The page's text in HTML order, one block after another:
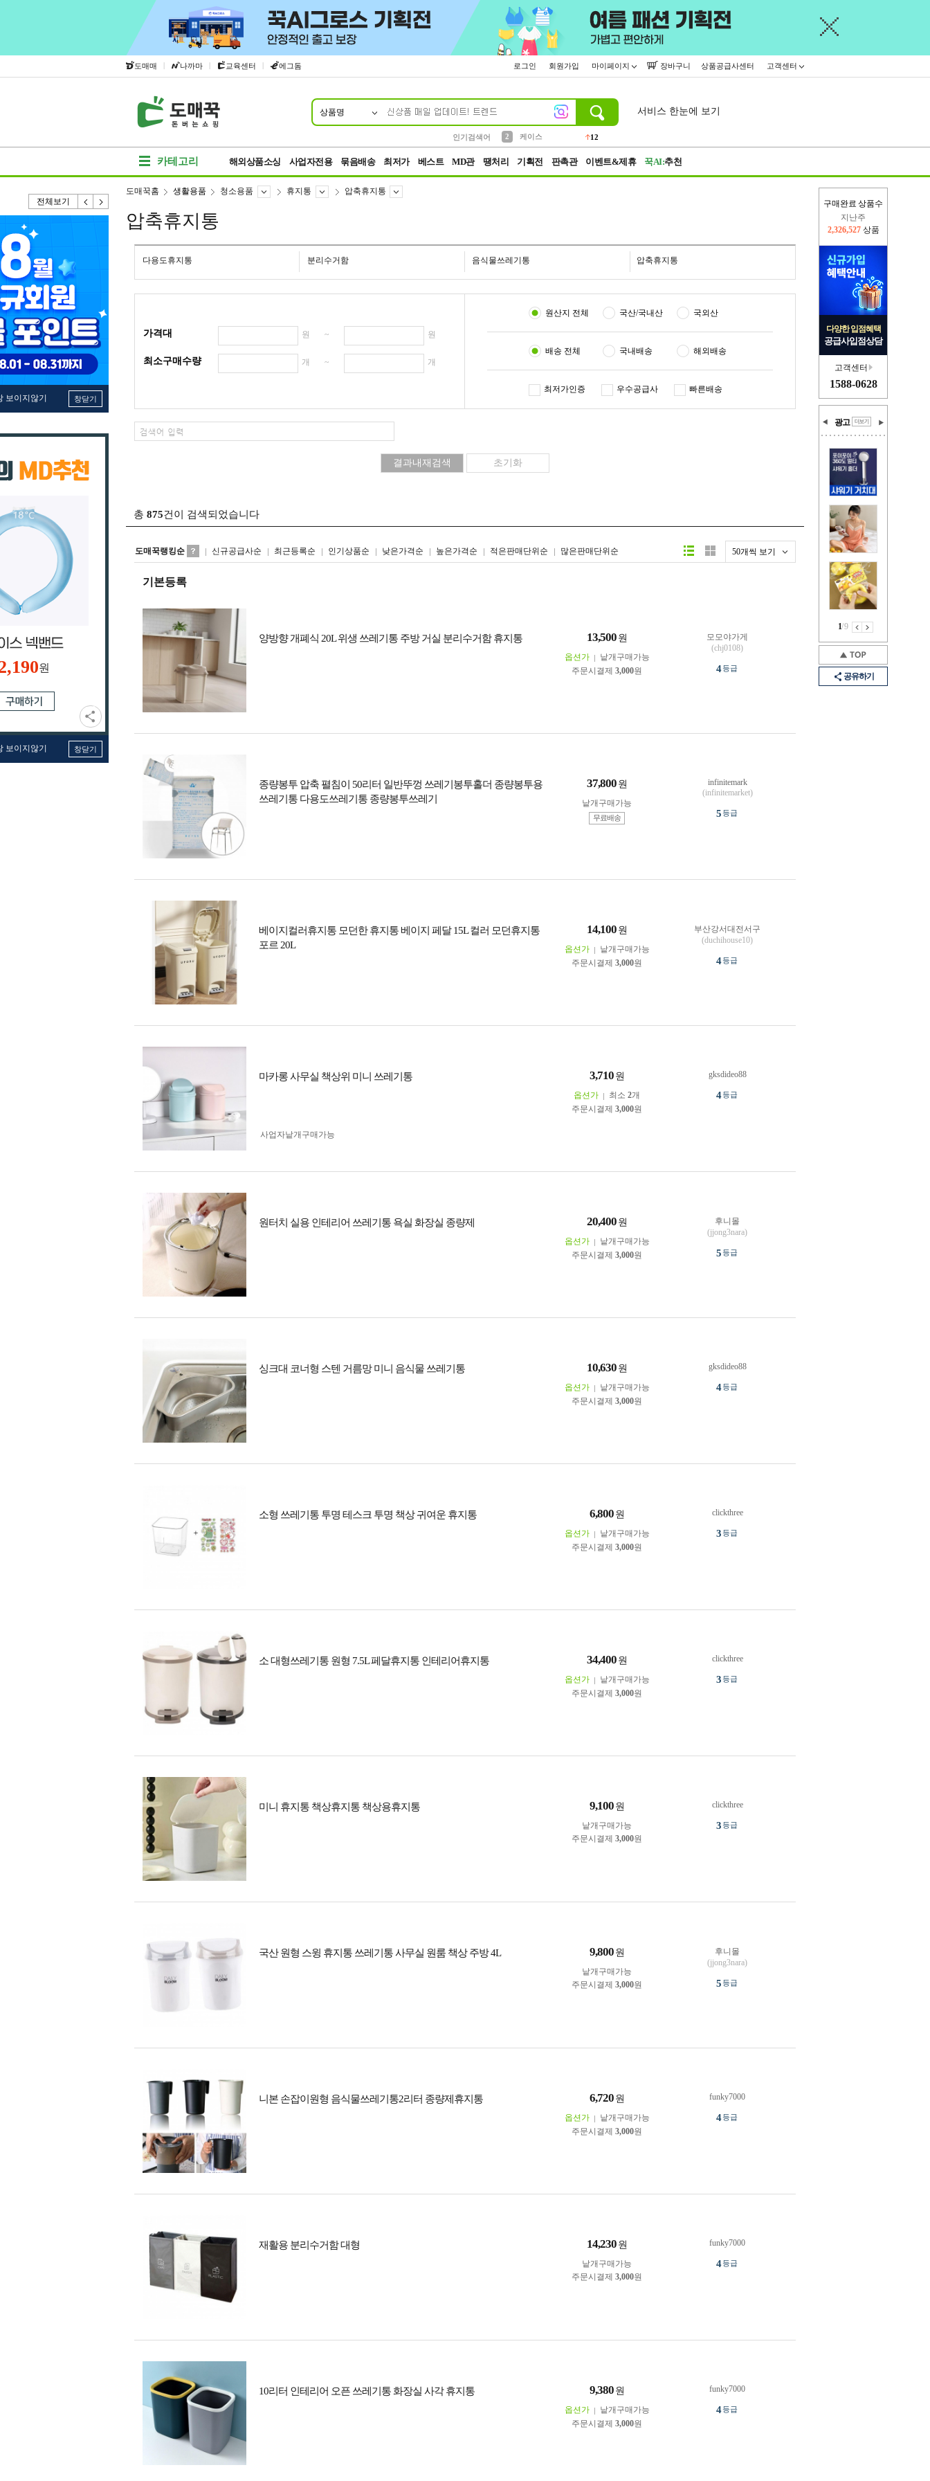
도매매 | 나까마 | 교육센터 | 에그돔 로그인 회원가입 마이페이지 장바구니 상품공급사센터 고객센터
상품명
인기검색어
2
케이스
12
서비스 한눈에 보기
카테고리 해외상품소싱 사업자전용 묶음배송 최저가 베스트 MD관 땡처리 기획전 판촉관 이벤트&제휴 꾹AI:추천
전체보기
보이지않기 창닫기
원
보이지않기 창닫기
구매완료 상품수
이번주
2,275,852 상품
다양한 입점혜택
공급사입점상담
고객센터
1588-0628
광고
1/9
공유하기
도매꾹홈 생활용품 청소용품 휴지통 압축휴지통
압축휴지통
다용도휴지통 분리수거함 음식물쓰레기통 압축휴지통
가격대 원 ~ 원
최소구매수량 개 ~ 개
원산지 전체 국산/국내산 국외산
배송 전체 국내배송 해외배송
최저가인증 우수공급사 빠른배송
총 875건이 검색되었습니다
도매꾹랭킹순 신규공급사순 최근등록순 인기상품순 낮은가격순 높은가격순 적은판매단위순 많은판매단위순 50개씩 보기
리스트형갤러리형
기본등록
양방향 개폐식 20L 위생 쓰레기통 주방 거실 분리수거함 휴지통 13,500 원
옵션가
낱개구매가능
주문시결제 3,000원
모모야가게
(chj0108)
4등급
종량봉투 압축 펼침이 50리터 일반뚜껑 쓰레기봉투홀더 종량봉투용
쓰레기통 다용도쓰레기통 종량봉투쓰레기
37,800 원
낱개구매가능
무료배송
infinitemark
(infinitemarket)
5등급
베이지컬러휴지통 모던한 휴지통 베이지 페달 15L 컬러 모던휴지통
포르 20L
14,100 원
옵션가
낱개구매가능
주문시결제 3,000원
부산강서대전서구
(duchihouse10)
4등급
마카롱 사무실 책상위 미니 쓰레기통 3,710 원
옵션가 최소 2개
주문시결제 3,000원
사업자 낱개구매가능
gksdideo88
4등급
원터치 실용 인테리어 쓰레기통 욕실 화장실 종량제 20,400 원
옵션가
낱개구매가능
주문시결제 3,000원
후니몰
(jjong3nara)
5등급
싱크대 코너형 스텐 거름망 미니 음식물 쓰레기통 10,630 원
옵션가
낱개구매가능
주문시결제 3,000원
gksdideo88
4등급
소형 쓰레기통 투명 테스크 투명 책상 귀여운 휴지통 6,800 원
옵션가
낱개구매가능
주문시결제 3,000원
clickthree
3등급
소 대형쓰레기통 원형 7.5L 페달휴지통 인테리어휴지통 34,400 원
옵션가
낱개구매가능
주문시결제 3,000원
clickthree
3등급
미니 휴지통 책상휴지통 책상용휴지통 9,100 원
낱개구매가능
주문시결제 3,000원
clickthree
3등급
국산 원형 스윙 휴지통 쓰레기통 사무실 원룸 책상 주방 4L 9,800 원
낱개구매가능
주문시결제 3,000원
후니몰
(jjong3nara)
5등급
니본 손잡이원형 음식물쓰레기통2리터 종량제휴지통 6,720 원
옵션가
낱개구매가능
주문시결제 3,000원
funky7000
4등급
재활용 분리수거함 대형 14,230 원
낱개구매가능
주문시결제 3,000원
funky7000
4등급
10리터 인테리어 오픈 쓰레기통 화장실 사각 휴지통 9,380 원
옵션가
낱개구매가능
주문시결제 3,000원
funky7000
4등급